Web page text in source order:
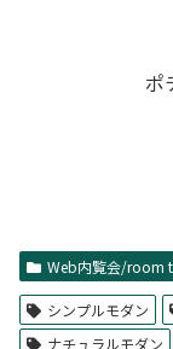
ポ
Web内覧会/room
シンプルモダン
ナチュラルモダン